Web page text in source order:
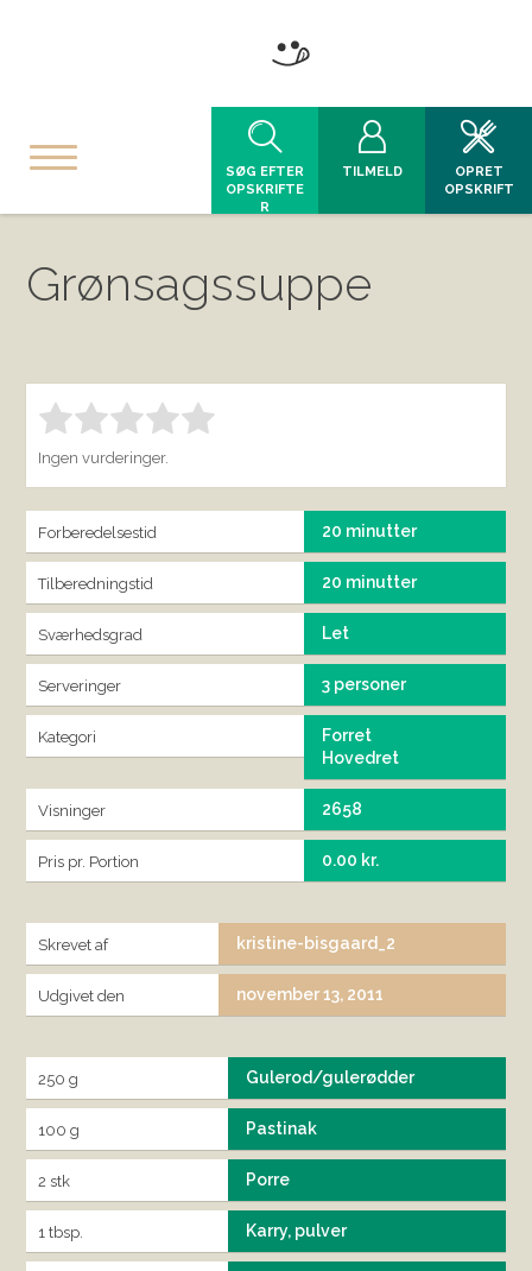
SØG EFTER
OPSKRIFTE
R
TILMELD
OPRET
OPSKRIFT
Grønsagssuppe
Bedøm denne vare: 1.00
Ingen vurderinger.
Forberedelsestid 20 minutter
Tilberedningstid 20 minutter
Sværhedsgrad Let
Serveringer 3 personer
Kategori
Forret
Hovedret
Visninger 2658
Pris pr. Portion 0.00 kr.
Skrevet af kristine-bisgaard_2
Udgivet den november 13, 2011
250 g Gulerod/gulerødder
100 g Pastinak
2 stk Porre
1 tbsp. Karry, pulver